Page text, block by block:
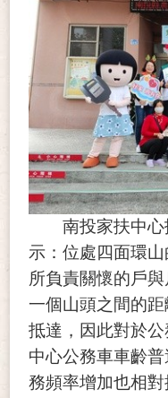
南投家扶中心
示 ：位處四面環
所負責關懷的戶
一個山頭之間的
抵達，因此對於
中心公務車車齡
務頻率增加也相